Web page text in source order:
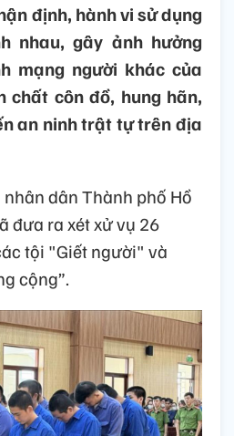
định, hành vi sử dụng
nhau, gây ảnh hưởng
mạng người khác của
chất côn đồ, hung hãn,
an ninh trật tự trên địa
dân Thành phố Hồ
đưa ra xét xử vụ 26
tội "Giết người" và
cộng”.